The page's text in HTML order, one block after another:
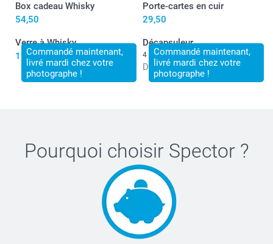
Box cadeau Whisky
54,50
Porte-cartes en cuir
29,50
Commandé maintenant,
livré mardi chez votre
photographe !
Verre à Whisky
15,50
Commandé maintenant,
livré mardi chez votre
photographe !
Décapsuleur
4 variantes
Dès 14,50
Pourquoi choisir Spector?